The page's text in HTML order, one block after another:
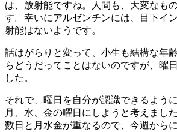
は、放射能ですね。人間も、大変なも
す。幸いにアルゼンチンには、目下イ
射能はないようです。
話はがらりと変って、小生も結構な年
らどうだってことはないのですが、曜
した。
それで、曜日を自分が認識できるよう
月、水、金の曜日にしようと考えまし
数日と月水金が重なるので、今週から